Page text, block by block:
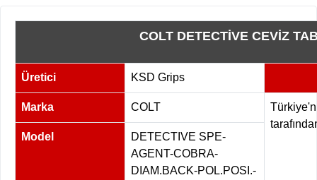
COLT DETECTİVE CEVİZ
Üretici KSD Grips
Marka COLT
Model
DETECTIVE SPE-
AGENT-COBRA-
DIAM.BACK-POL.POSI.-